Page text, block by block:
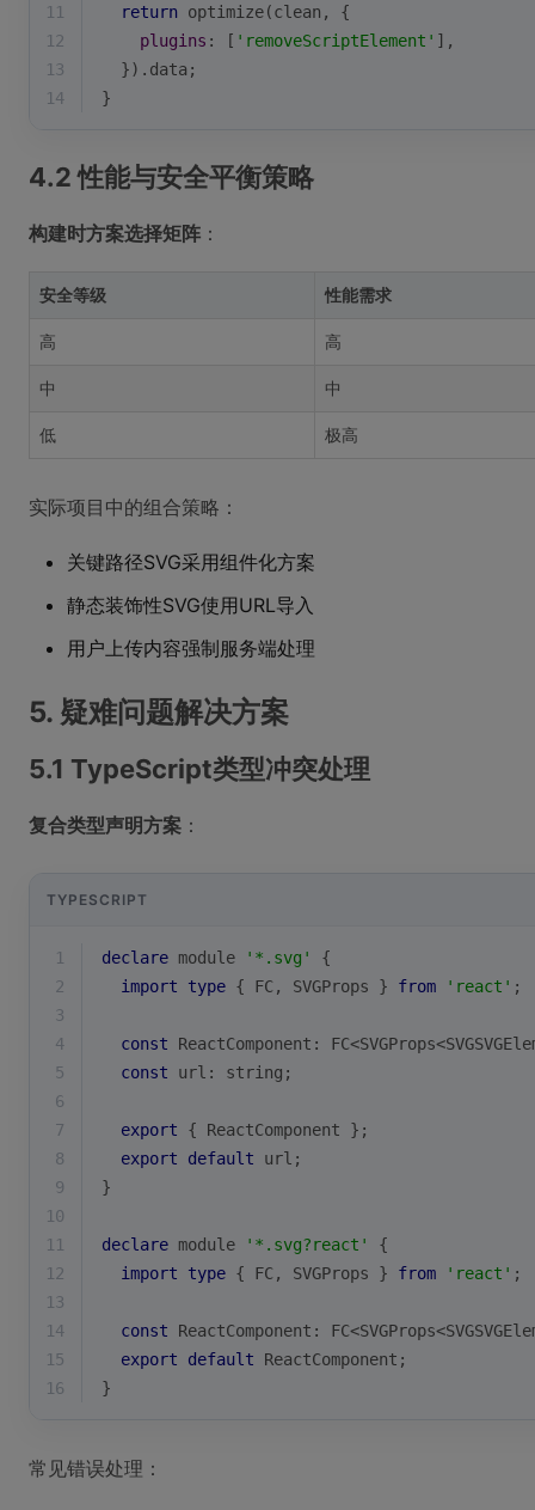
11
return optimize(clean, {
12
plugins : [ 'removeScriptElement' ],
13
  }).data;
14
}
4.2 性能与安全平衡策略
构建时方案选择矩阵 ：
安全等级 性能需求
高 高
中 中
低 极高
实际项目中的组合策略：
关键路径SVG采用组件化方案
静态装饰性SVG使用URL导入
用户上传内容强制服务端处理
5. 疑难问题解决方案
5.1 TypeScript类型冲突处理
复合类型声明方案 ：
TYPESCRIPT
1 declare module '*.svg'
{
2
import type { FC, SVGProps } from 'react' ;
3
4
const ReactComponent:
5
const url: string ;
6
7
export { ReactComponent };
8
export default url;
9
}
10
11
declare module '*.svg?react'
{
12
import type { FC, SVGProps } from 'react' ;
13
14
const ReactComponent:
15
export default ReactComponent;
16
}
常见错误处理：